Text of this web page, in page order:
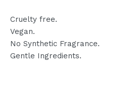
Cruelty free.
Vegan.
No Synthetic Fragrance.
Gentle Ingredients.